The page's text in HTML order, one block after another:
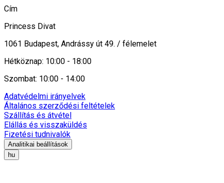
Cím
Princess Divat
1061 Budapest, Andrássy út 49. / félemelet
Hétköznap: 10:00 - 18:00
Szombat: 10:00 - 14:00
Adatvédelmi irányelvek
Általános szerződési feltételek
Szállítás és átvétel
Elállás és visszaküldés
Fizetési tudnivalók
Analitikai beállítások
hu